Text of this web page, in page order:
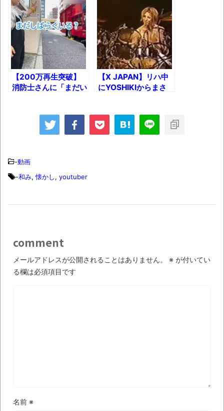
【動画】カニ、ちょっかい出してきた陰に
ブチギレ
長野県のなめこのデカさが規格外だったｗ
ｗ
新装版「ご冗談でしょう、ファインマンさ
ん（上）（下）」発売
グラビアに挑戦
感想
TBS「マツコの知らない世界」スタグル特
時代の流れ
【衝撃】道志村の骨や服、沢の上流から流
されてきた可能性・・・・・・・・・
に入院中のオレのオナサポ懇願したら・・・
ク目】
【200万再生突破】
消防士さんに「まだい
【X JAPAN】リハ中
にYOSHIKIからまさ
-動画
-和み,懐かし, youtuber
comment
メールアドレスが公開されることはありません。 ※ が付いてい
る欄は必須項目です
名前 ※